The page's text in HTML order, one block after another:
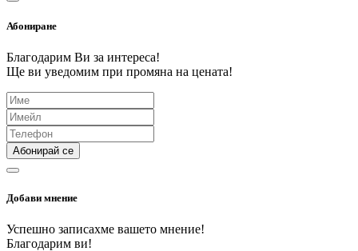
Абониране
Благодарим Ви за интереса!
Ще ви уведомим при промяна на цената!
Абонирай се
Добави мнение
Успешно записахме вашето мнение!
Благодарим ви!